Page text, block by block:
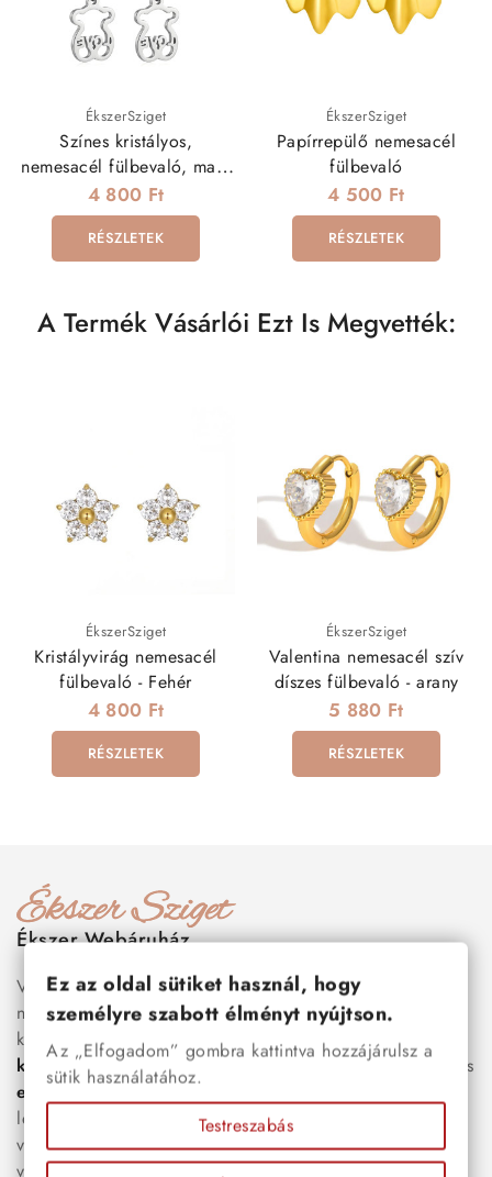
ÉkszerSziget
Színes kristályos,
nemesacél fülbevaló, maci
dísszel
4 800 Ft
RÉSZLETEK
ÉkszerSziget
Papírrepülő nemesacél
fülbevaló
4 500 Ft
RÉSZLETEK
A Termék Vásárlói Ezt Is Megvették:
ÉkszerSziget
Kristályvirág nemesacél
fülbevaló - Fehér
4 800 Ft
RÉSZLETEK
ÉkszerSziget
Valentina nemesacél szív
díszes fülbevaló - arany
5 880 Ft
RÉSZLETEK
Ékszer Webáruház
Válogass több száz prémium minőségű, stílusos és tartós
nemesacél ékszer és orvosi fém ékszer közül, amelyek
között megtalálhatók a legnépszerűbb darabok is:
karkötők, nőinyakláncok,karikagyűrűk,fülbevalók
és
esküvői kiegészítőkegyaránt. Webáruházunkban a
legújabb trendeket követő, mégis időtálló ékszerek közül
választhatsz – legyen szó ajándékról, mindennapi
viseletről vagy különleges alkalmakról.
Ez az oldal sütiket használ, hogy
személyre szabott élményt nyújtson.
Az „Elfogadom” gombra kattintva hozzájárulsz a
sütik használatához.
Testreszabás